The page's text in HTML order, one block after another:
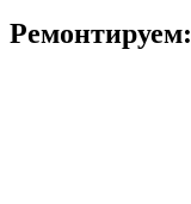
Ремонтируем: